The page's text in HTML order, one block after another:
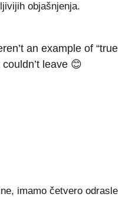
objašnjenja.
an example of “true
leave 😊
imamo četvero odrasle